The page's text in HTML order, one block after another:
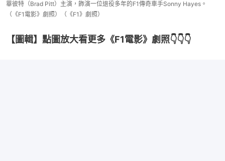
畢彼特（Brad Pitt）主演，飾演一位退役多年的F1傳奇車手Sonny Hayes。
（《F1電影》劇照）（《F1》劇照）
【圖輯】點圖放大看更多《F1電影》劇照👇👇👇